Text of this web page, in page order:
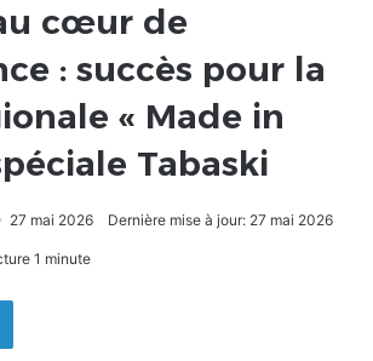
cœur de
: succès pour la
« Made in
Tabaski
27 mai 2026 Dernière mise à jour: 27 mai 2026
1 minute
Linkedin